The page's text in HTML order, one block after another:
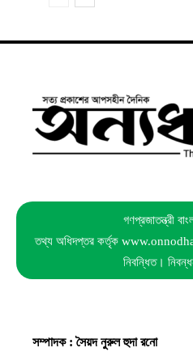
গণপ্রজাতন্ত্রী
তথ্য অধিদপ্তর কর্তৃক
নিবন্ধিত।
সম্পাদক : সৈয়দ নুরুল হুদা রনো